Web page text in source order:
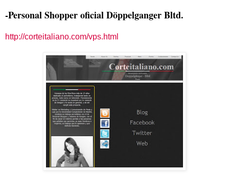
-Personal Shopper oficial Döppelganger Bltd.
http://corteitaliano.com/vps.html